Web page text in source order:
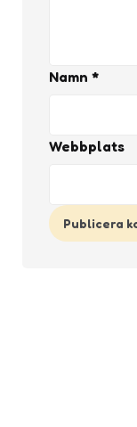
Namn *
Webbplats